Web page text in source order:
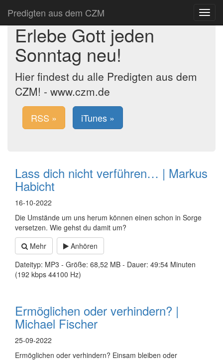
Predigten aus dem CZM
Toggle
Erlebe Gott jeden
Sonntag neu!
Hier findest du alle Predigten aus dem
CZM! - www.czm.de
RSS » iTunes »
Lass dich nicht verführen… | Markus
Habicht
16-10-2022
Die Umstände um uns herum können einen schon in Sorge
versetzen. Wie gehst du damit um?
Mehr
Anhören
Dateityp: MP3 - Größe: 68,52 MB - Dauer: 49:54 Minuten
(192 kbps 44100 Hz)
Ermöglichen oder verhindern? |
Michael Fischer
25-09-2022
Ermöglichen oder verhindern? Einsam bleiben oder